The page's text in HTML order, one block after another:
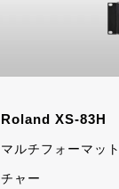
Roland XS-83H
マルチフォーマッ
チャー